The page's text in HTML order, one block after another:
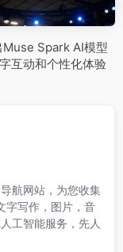
Muse Spark AI模型
互动和个性化体验
航网站，为您收集
字写作，图片，音
工智能服务，先人